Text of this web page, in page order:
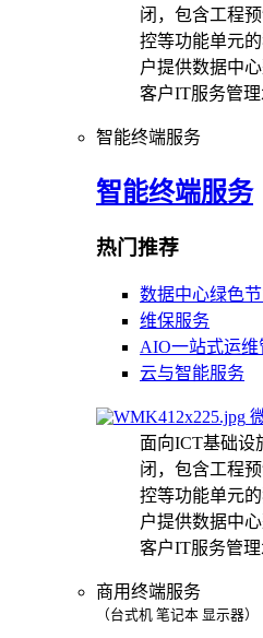
闭，包含工程
控等功能单元
户提供数据中
客户IT服务管理
智能终端服务
智能终端服务
热门推荐
数据中心绿色
维保服务
AIO一站式运
云与智能服务
面向ICT基础设
闭，包含工程
控等功能单元
户提供数据中
客户IT服务管理
商用终端服务
（台式机 笔记本 显示器）